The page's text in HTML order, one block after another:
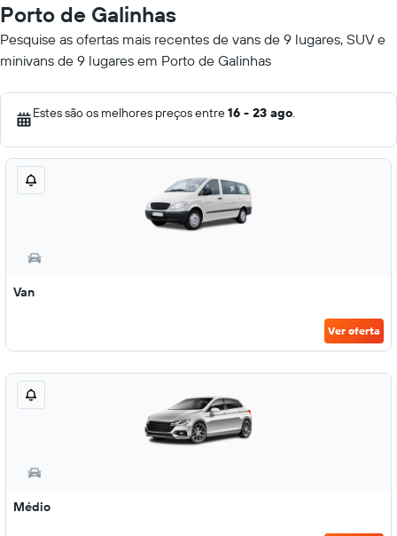
Porto de Galinhas
Pesquise as ofertas mais recentes de vans de 9 lugares, SUV e
minivans de 9 lugares em Porto de Galinhas
Estes são os melhores preços entre16 - 23 ago.
Van
Ver oferta
Médio